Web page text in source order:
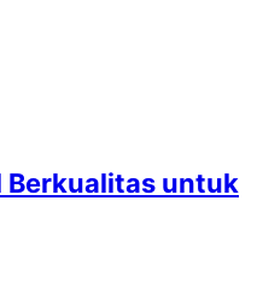
Berkualitas untuk